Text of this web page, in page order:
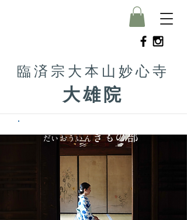
臨済宗大本山妙心寺
大雄院
だいおういんきもの部